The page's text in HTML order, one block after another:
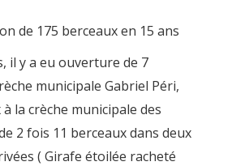
de 175 berceaux en 15 ans
y a eu ouverture de 7
municipale Gabriel Péri,
la crèche municipale des
2 fois 11 berceaux dans deux
( Girafe étoilée racheté